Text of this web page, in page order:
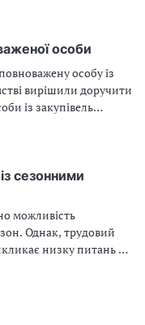
особи
особу із
вирішили доручити
із закупівель
у пригоді зразки
сезонними
можливість
Однак, трудовий
низку питань у
договір з